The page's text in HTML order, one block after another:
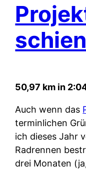
50,97 km in
Auch wenn das
terminlichen
ich dieses Jahr
Radrennen
drei Monaten